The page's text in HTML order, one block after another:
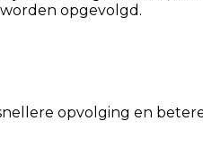
opgevolgd.
opvolging en